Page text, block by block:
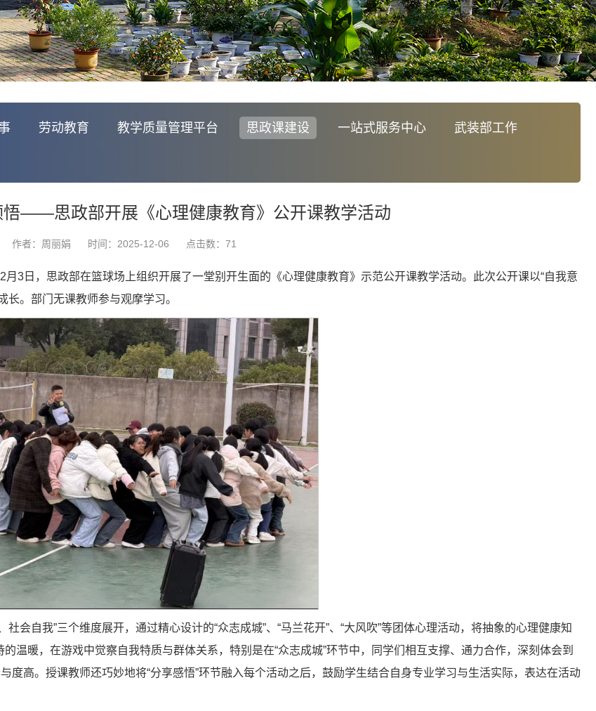
劳动教育 教学质量管理平台 思政课建设 一站式服务中心 武装部工作
悟——思政部开展《心理健康教育》公开课教学活动
作者：周丽娟 时间：2025-12-06 点击数： 71
3日，思政部在篮球场上组织开展了一堂别开生面的《心理健康教育》示范公开课教学活动。此次公开课以“自我意
。部门无课教师参与观摩学习。
会自我”三个维度展开，通过精心设计的“众志成城”、“马兰花开”、“大风吹”等团体心理活动，将抽象的心理健康知
温暖，在游戏中觉察自我特质与群体关系，特别是在“众志成城”环节中，同学们相互支撑、通力合作，深刻体会到
度高。授课教师还巧妙地将“分享感悟”环节融入每个活动之后，鼓励学生结合自身专业学习与生活实际，表达在活动